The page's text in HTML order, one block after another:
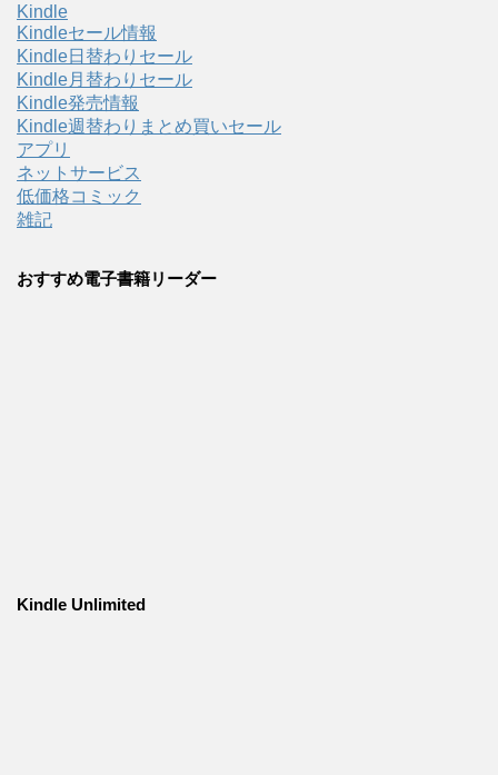
Kindle
Kindleセール情報
Kindle日替わりセール
Kindle月替わりセール
Kindle発売情報
Kindle週替わりまとめ買いセール
アプリ
ネットサービス
低価格コミック
雑記
おすすめ電子書籍リーダー
Kindle Unlimited